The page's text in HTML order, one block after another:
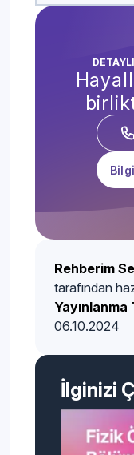
Rehberim
tarafından
Yayınlanma
06.10.2024
İlginizi